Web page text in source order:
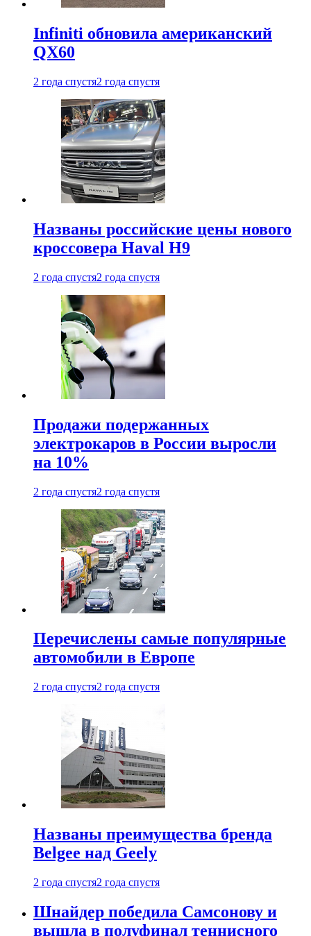
Infiniti обновила американский
QX60
2 года спустя2 года спустя
Названы российские цены нового
кроссовера Haval H9
2 года спустя2 года спустя
Продажи подержанных
электрокаров в России выросли
на 10%
2 года спустя2 года спустя
Перечислены самые популярные
автомобили в Европе
2 года спустя2 года спустя
Названы преимущества бренда
Belgee над Geely
2 года спустя2 года спустя
Шнайдер победила Самсонову и
вышла в полуфинал теннисного